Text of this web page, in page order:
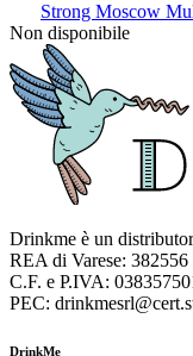
Strong Moscow
Non disponibile
Drinkme è un
REA di Varese: 382556
C.F. e P.IVA:
PEC:
DrinkMe